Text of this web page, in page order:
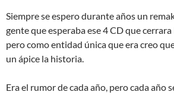
Siempre se espero durante años un
gente que esperaba ese 4 CD que
pero como entidad única que era creo
un ápice la historia.
Era el rumor de cada año, pero cada año